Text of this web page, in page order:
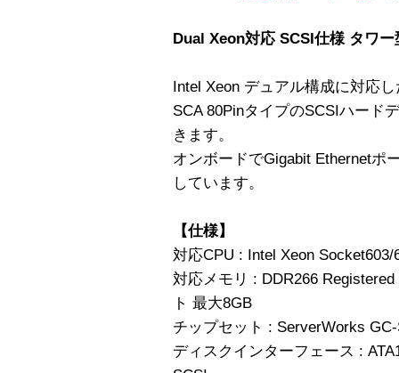
Dual Xeon対応 SCSI仕様 タワ
Intel Xeon デュアル構成に対応
SCA 80PinタイプのSCSIハード
きます。
オンボードでGigabit Ethernetポ
しています。
【仕様】
対応CPU : Intel Xeon
対応メモリ : DDR266
ト 最大8GB
チップセット : ServerWorks
ディスクインターフェース :